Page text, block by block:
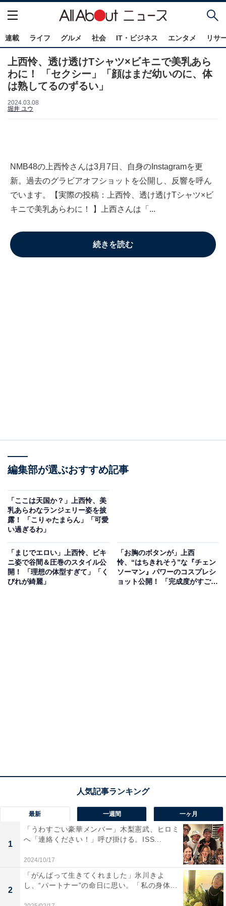
連載 ライフ グルメ 社会 IT・ビジネス エンタメ リサ
上西怜、透け透けTシャツ×ビキニで美乳あら
わに！ 「セクシー」「顔はまだ幼いのに、体
は熟してるのずるい」
2024.03.08
堀井 ユウ
NMB48の上西怜さんは3月7日、自身のInstagramを更
新。過去のグラビアオフショットを公開し、反響を呼ん
でいます。【実際の投稿：上西怜、透け透けTシャツ×ビ
キニで美乳あらわに！ 】上西さんは「...
続きを読む
編集部が選ぶおすすめ記事
「ここは天国か？」上西怜、美
乳あらわなランジェリー姿を披
露！ 「こりゃたまらん」「可愛
い過ぎるわ」
「まじでエロい」上西怜、ビキ
ニ姿で谷間＆圧巻のスタイル公
開！ 「理想の体型すぎて」「く
びれが綺麗」
「お胸のボタンが」上西
怜、“はちきれそう”な『チェン
ソーマン』パワーのコスプレシ
ョット公開！ 「完成度がすご
最新 一週間 一ヶ月
1
「うわすごい豪華メンバー」木梨憲武、ヒロミ
へ「連絡ください！」呼び掛ける。ISS...
2024/10/17
2
「がんばって生きてくれました」氷川きよ
し、“パートナー”の命日に思い。「私の身体...